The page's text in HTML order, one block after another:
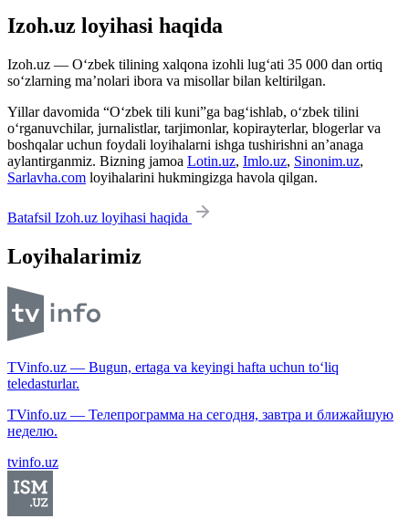
Izoh.uz loyihasi haqida
Izoh.uz — O‘zbek tilining xalqona izohli lug‘ati 35 000 dan ortiq
so‘zlarning ma’nolari ibora va misollar bilan keltirilgan.
Yillar davomida “O‘zbek tili kuni”ga bag‘ishlab, o‘zbek tilini
o‘rganuvchilar, jurnalistlar, tarjimonlar, kopirayterlar, blogerlar va
boshqalar uchun foydali loyihalarni ishga tushirishni an’anaga
aylantirganmiz. Bizning jamoa Lotin.uz, Imlo.uz, Sinonim.uz,
Sarlavha.com loyihalarini hukmingizga havola qilgan.
Batafsil Izoh.uz loyihasi haqida
Loyihalarimiz
TVinfo.uz — Bugun, ertaga va keyingi hafta uchun to‘liq
teledasturlar.
TVinfo.uz — Телепрограмма на сегодня, завтра и ближайшую
неделю.
tvinfo.uz